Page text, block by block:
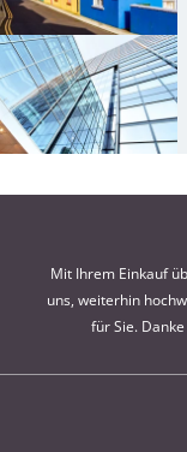
Mit Ihrem Einkauf
uns, weiterhin
für Sie.